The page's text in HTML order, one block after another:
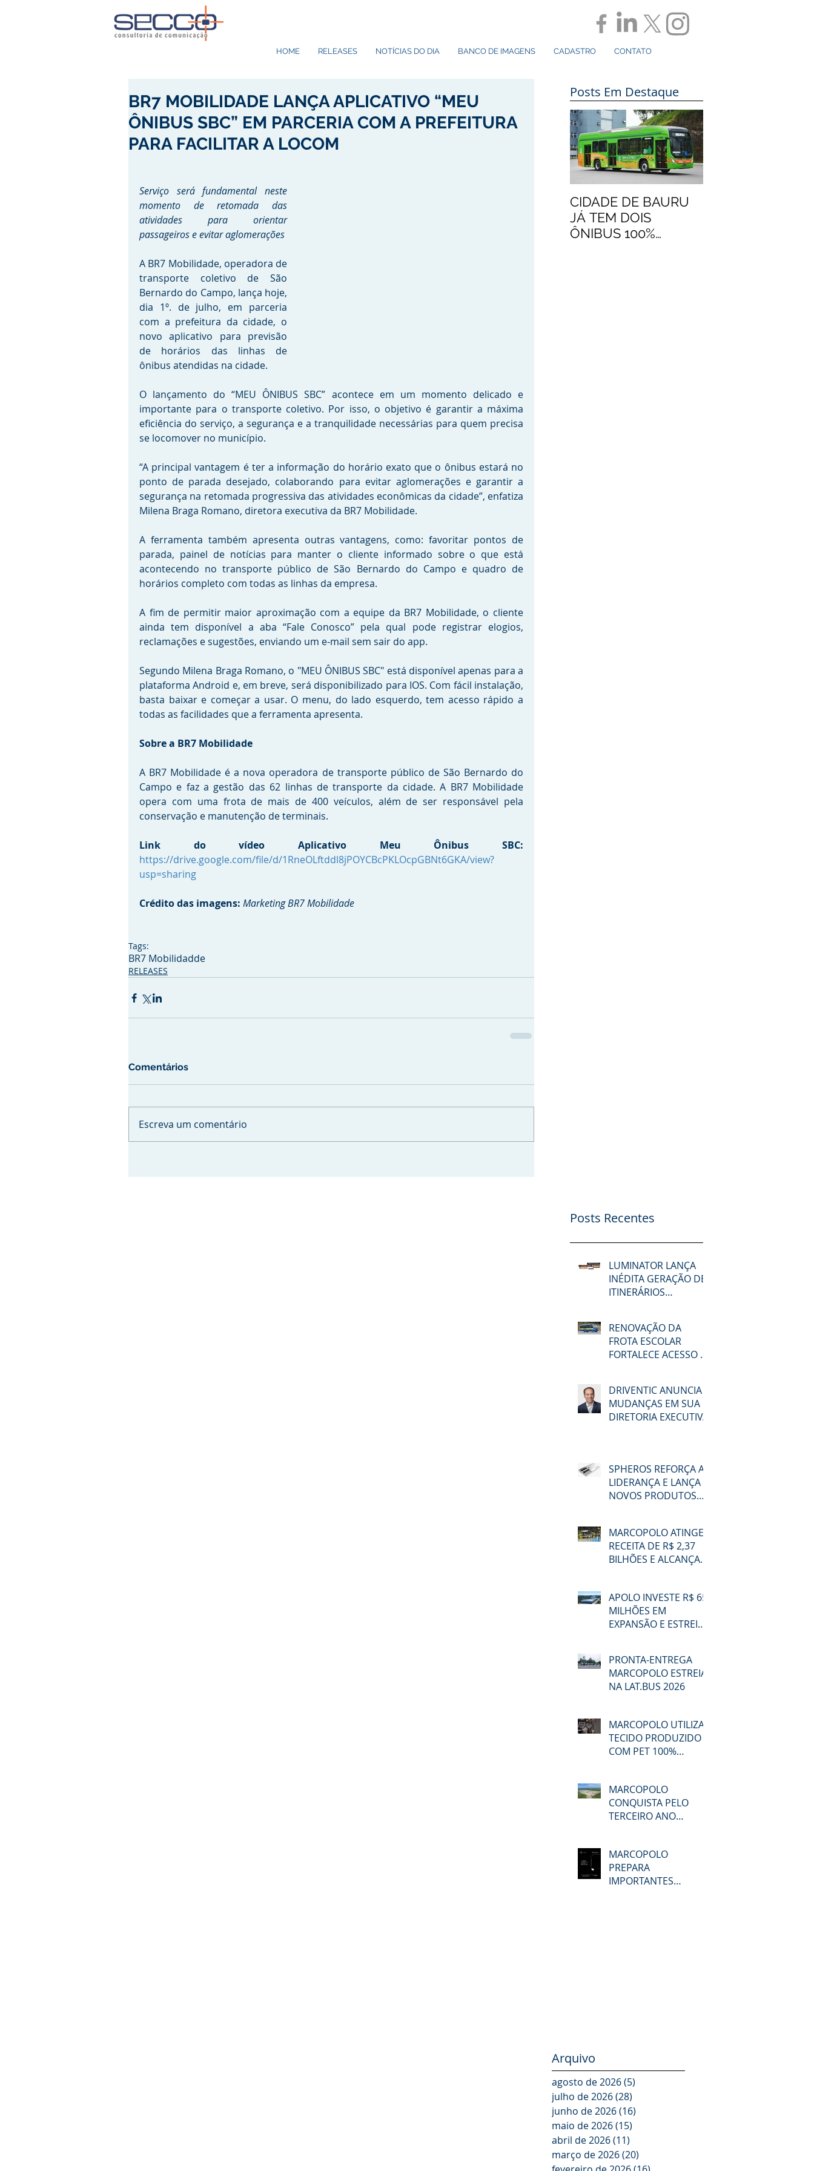
HOME RELEASES NOTÍCIAS DO DIA BANCO DE IMAGENS CADASTRO CONTATO
BR7 MOBILIDADE LANÇA APLICATIVO “MEU
ÔNIBUS SBC” EM PARCERIA COM A PREFEITURA
PARA FACILITAR A LOCOM
Serviço será fundamental neste
momento de retomada das
atividades para orientar
passageiros e evitar aglomerações
A BR7 Mobilidade, operadora de
transporte coletivo de São
Bernardo do Campo, lança hoje,
dia 1º. de julho, em parceria
com a prefeitura da cidade, o
novo aplicativo para previsão
de horários das linhas de
ônibus atendidas na cidade.
O lançamento do “MEU ÔNIBUS SBC” acontece em um momento delicado e
importante para o transporte coletivo. Por isso, o objetivo é garantir a máxima
eficiência do serviço, a segurança e a tranquilidade necessárias para quem precisa
se locomover no município.
“A principal vantagem é ter a informação do horário exato que o ônibus estará no
ponto de parada desejado, colaborando para evitar aglomerações e garantir a
segurança na retomada progressiva das atividades econômicas da cidade”, enfatiza
Milena Braga Romano, diretora executiva da BR7 Mobilidade.
A ferramenta também apresenta outras vantagens, como: favoritar pontos de
parada, painel de notícias para manter o cliente informado sobre o que está
acontecendo no transporte público de São Bernardo do Campo e quadro de
horários completo com todas as linhas da empresa.
A fim de permitir maior aproximação com a equipe da BR7 Mobilidade, o cliente
ainda tem disponível a aba “Fale Conosco” pela qual pode registrar elogios,
reclamações e sugestões, enviando um e-mail sem sair do app.
Segundo Milena Braga Romano, o "MEU ÔNIBUS SBC" está disponível apenas para a
plataforma Android e, em breve, será disponibilizado para IOS. Com fácil instalação,
basta baixar e começar a usar. O menu, do lado esquerdo, tem acesso rápido a
todas as facilidades que a ferramenta apresenta.
Sobre a BR7 Mobilidade
A BR7 Mobilidade é a nova operadora de transporte público de São Bernardo do
Campo e faz a gestão das 62 linhas de transporte da cidade. A BR7 Mobilidade
opera com uma frota de mais de 400 veículos, além de ser responsável pela
conservação e manutenção de terminais.
https://drive.google.com/file/d/1RneOLftddl8jPOYCBcPKLOcpGBNt6GKA/view?
usp=sharing
Crédito das imagens: Marketing BR7 Mobilidade
Tags:
BR7 Mobilidadde
RELEASES
Comentários
Escreva um comentário
Posts Em Destaque
CIDADE DE BAURU
JÁ TEM DOIS
ÔNIBUS 100%
Posts Recentes
LUMINATOR LANÇA
INÉDITA GERAÇÃO DE
ITINERÁRIOS
RENOVAÇÃO DA
FROTA ESCOLAR
FORTALECE ACESSO À
MACAÉ
DRIVENTIC ANUNCIA
MUDANÇAS EM SUA
DIRETORIA EXECUTIVA
SPHEROS REFORÇA A
LIDERANÇA E LANÇA
NOVOS PRODUTOS
MARCOPOLO ATINGE
RECEITA DE R$ 2,37
BILHÕES E ALCANÇA
MERCADO BRASILEIRO
NO 2T26
APOLO INVESTE R$ 65
MILHÕES EM
EXPANSÃO E ESTREIA
PRONTA-ENTREGA
MARCOPOLO ESTREIA
NA LAT.BUS 2026
MARCOPOLO UTILIZA
TECIDO PRODUZIDO
COM PET 100%
MARCOPOLO
CONQUISTA PELO
TERCEIRO ANO
GPTW
MARCOPOLO
PREPARA
IMPORTANTES
Arquivo
agosto de 2026(5)
julho de 2026(28)
junho de 2026(16)
maio de 2026(15)
abril de 2026(11)
março de 2026(20)